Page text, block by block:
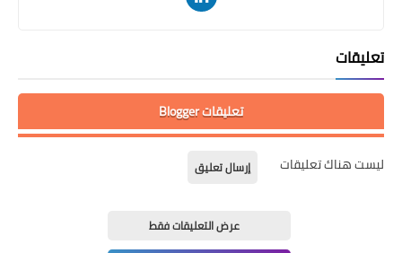
تعليقات
تعليقات Blogger
ليست هناك تعليقات إرسال تعليق
عرض التعليقات فقط